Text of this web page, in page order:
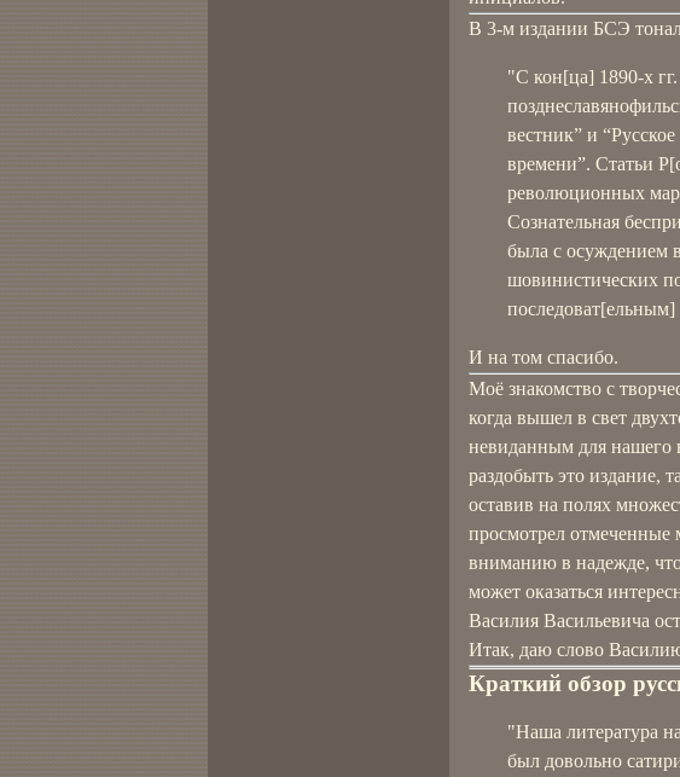
В 3-м издании БСЭ
"С кон[ца] 1890-х
вестник” и
времени”. Статьи
революционных
Сознательная
была с осуждением
шовинистических
И на том спасибо.
Моё знакомство с
когда вышел в свет
невиданным для нашего
раздобыть это издание,
оставив на полях
просмотрел отмеченные
вниманию в надежде,
может оказаться
Василия Васильевича
Итак, даю слово
Краткий обзор
"Наша литература
был довольно